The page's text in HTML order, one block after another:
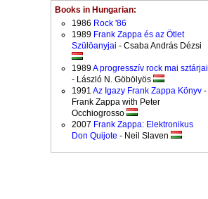
Books in Hungarian:
1986 Rock '86
1989 Frank Zappa és az Ötlet
Szülöanyjai - Csaba András Dézsi
1989A progresszív rock mai sztárjai
- László N. Göbölyös
1991 Az Igazy Frank Zappa Könyv-
Frank Zappa with Peter
Occhiogrosso
2007 Frank Zappa: Elektronikus
Don Quijote - Neil Slaven